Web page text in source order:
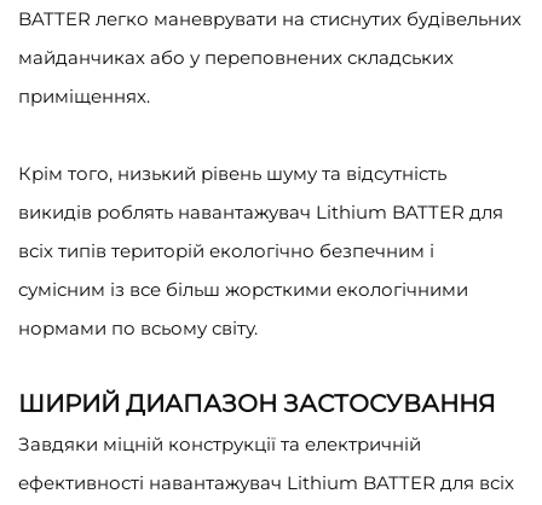
BATTER легко маневрувати на стиснутих будівельних
майданчиках або у переповнених складських
приміщеннях.
Крім того, низький рівень шуму та відсутність
викидів роблять навантажувач Lithium BATTER для
всіх типів територій екологічно безпечним і
сумісним із все більш жорсткими екологічними
нормами по всьому світу.
ШИРИЙ ДИАПАЗОН ЗАСТОСУВАННЯ
Завдяки міцній конструкції та електричній
ефективності навантажувач Lithium BATTER для всіх